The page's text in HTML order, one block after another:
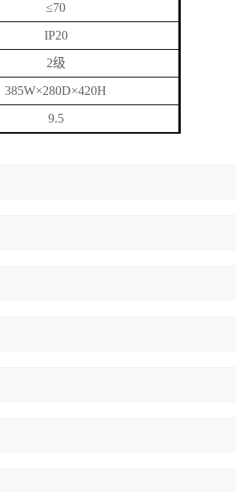
≤70
IP20
2级
385W×280D×420H
9.5